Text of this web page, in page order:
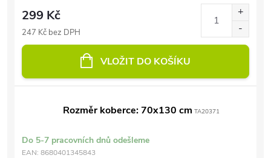
299 Kč
247 Kč bez DPH
VLOŽIT DO KOŠÍKU
Rozměr koberce: 70x130 cm TA20371
Do 5-7 pracovních dnů odešleme
EAN: 8680401345843